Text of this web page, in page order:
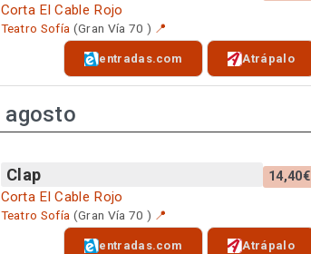
Corta El Cable Rojo
Teatro Sofía (Gran Vía 70 ) 📍
entradas.com Atrápalo
agosto
Clap 14,40€
Corta El Cable Rojo
Teatro Sofía (Gran Vía 70 ) 📍
entradas.com Atrápalo